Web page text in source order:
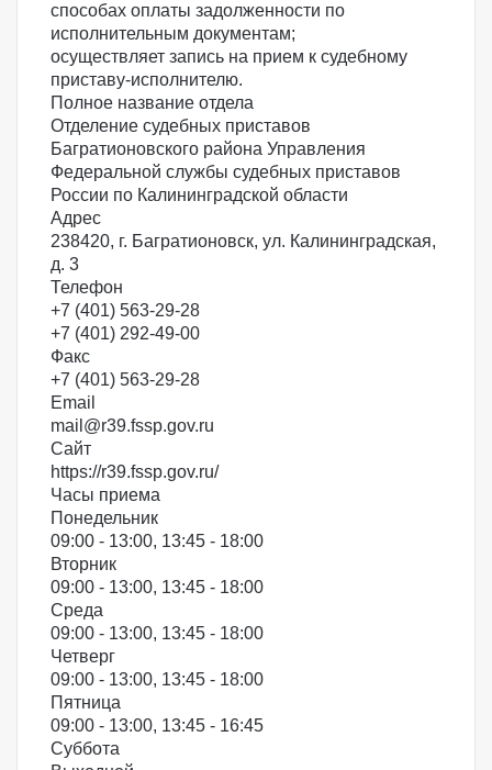
способах оплаты задолженности по
исполнительным документам;
осуществляет запись на прием к судебному
приставу-исполнителю.
Полное название отдела
Отделение судебных приставов
Багратионовского района Управления
Федеральной службы судебных приставов
России по Калининградской области
Адрес
238420, г. Багратионовск, ул. Калининградская,
д. 3
Телефон
+7 (401) 563-29-28
+7 (401) 292-49-00
Факс
+7 (401) 563-29-28
Email
mail@r39.fssp.gov.ru
Сайт
https://r39.fssp.gov.ru/
Часы приема
Понедельник
09:00 - 13:00, 13:45 - 18:00
Вторник
09:00 - 13:00, 13:45 - 18:00
Среда
09:00 - 13:00, 13:45 - 18:00
Четверг
09:00 - 13:00, 13:45 - 18:00
Пятница
09:00 - 13:00, 13:45 - 16:45
Суббота